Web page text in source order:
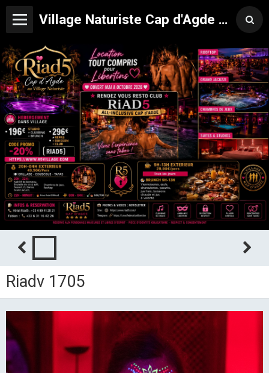
Village Naturiste Cap d'Agde Hôtel Libertin Location Studio Club Riad 5
Riadv 1705